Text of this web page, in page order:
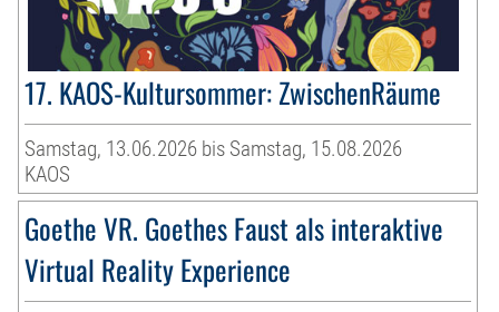
17. KAOS-Kultursommer: ZwischenRäume
Samstag, 13.06.2026 bis Samstag, 15.08.2026
KAOS
Goethe VR. Goethes Faust als interaktive
Virtual Reality Experience